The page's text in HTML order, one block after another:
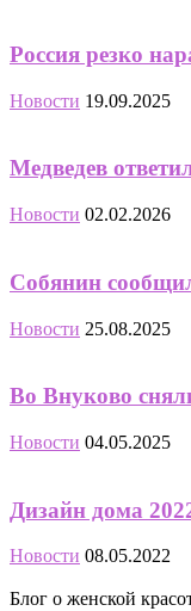
Россия резко
Новости 19.09.2025
Медведев
Новости 02.02.2026
Собянин
Новости 25.08.2025
Во Внуково
Новости 04.05.2025
Дизайн дома
Новости 08.05.2022
Блог о женской